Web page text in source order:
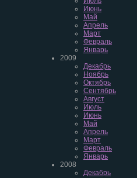
Июнь
Май
Апрель
Март
Февраль
Январь
2009
Декабрь
Ноябрь
Октябрь
Сентябрь
Август
Июль
Июнь
Май
Апрель
Март
Февраль
Январь
2008
Декабрь